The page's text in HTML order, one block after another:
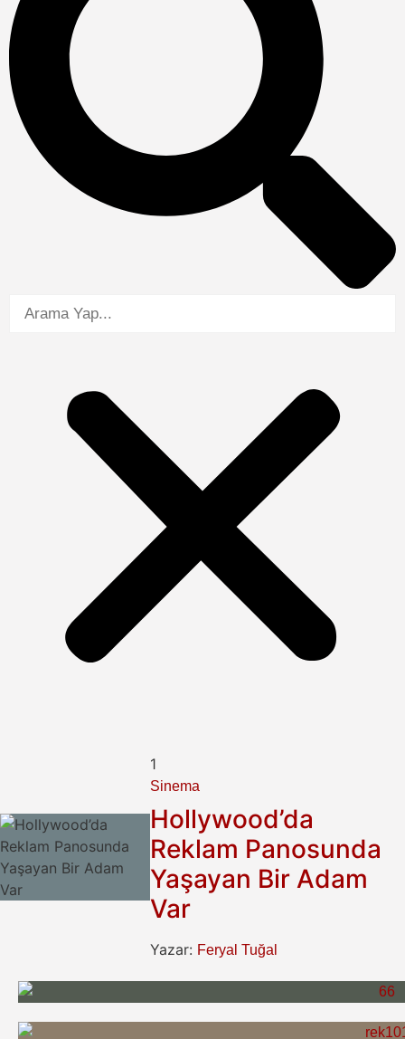
1
Sinema
Hollywood’da
Reklam Panosunda
Yaşayan Bir Adam
Var
Yazar: Feryal Tuğal